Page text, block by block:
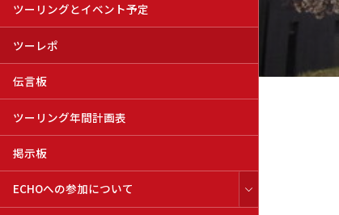
ツーリングとイベント予定
ツーレポ
伝言板
ツーリング年間計画表
掲示板
ECHOへの参加について